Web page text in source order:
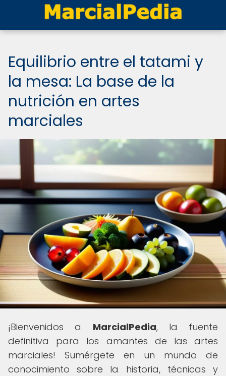
Equilibrio entre el tatami y
la mesa: La base de la
nutrición en artes
marciales
¡Bienvenidos a MarcialPedia, la fuente
definitiva para los amantes de las artes
marciales! Sumérgete en un mundo de
conocimiento sobre la historia, técnicas y